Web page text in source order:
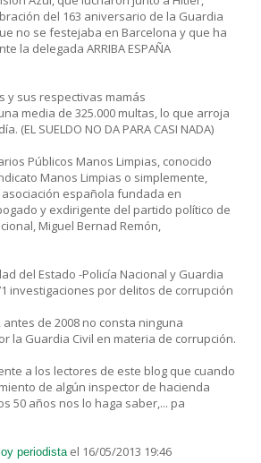
del 163 aniversario de la Guardia
no se festejaba en Barcelona y que ha
la delegada ARRIBA ESPAÑA
y sus respectivas mamás
media de 325.000 multas, lo que arroja
(EL SUELDO NO DA PARA CASI NADA)
Públicos Manos Limpias, conocido
Manos Limpias o simplemente,
española fundada en
y exdirigente del partido político de
Miguel Bernad Remón,
del Estado -Policía Nacional y Guardia
investigaciones por delitos de corrupción
de 2008 no consta ninguna
la Guardia Civil en materia de corrupción.
a los lectores de este blog que cuando
de algún inspector de hacienda
50 años nos lo haga saber,... pa
periodista el 16/05/2013 19:46